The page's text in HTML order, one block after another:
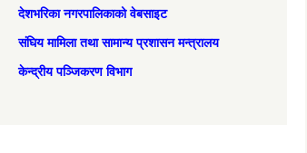
देशभरिका नगरपालिकाको वेबसाइट
संघिय मामिला तथा सामान्‍य प्रशासन मन्त्रालय
केन्द्रीय पञ्जिकरण विभाग